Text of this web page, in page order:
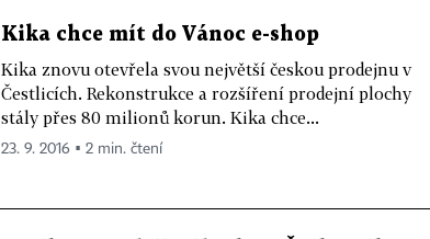
Kika chce mít do Vánoc e-shop
Kika znovu otevřela svou největší českou prodejnu v
Čestlicích. Rekonstrukce a rozšíření prodejní plochy
stály přes 80 milionů korun. Kika chce...
23. 9. 2016 ▪ 2 min. čtení